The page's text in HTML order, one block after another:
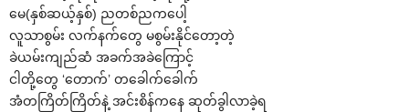
‌မေ(နှစ်ဆယ့်နှစ်) ညတစ်ညက‌ပေါ့
လူသာစွမ်း လက်နက်‌တွေ မစွမ်းနိုင်‌တော့တဲ့
ခဲယမ်းကျည်ဆံ အခက်အခဲ‌ကြောင့်
ငါတို့‌တွေ ‘‌တောက်’ တ‌ခေါက်‌ခေါက်
အံတကြိတ်ကြိတ်နဲ့ အင်းစိန်က‌နေ ဆုတ်ခွါလာခဲ့ရ